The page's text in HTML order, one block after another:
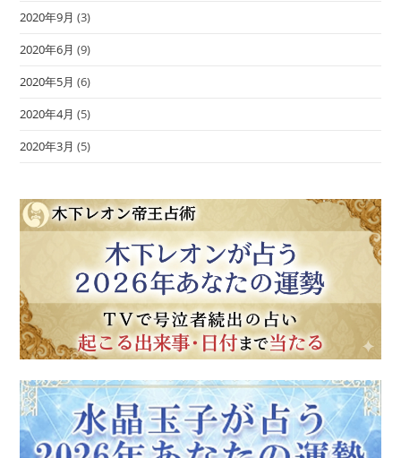
2020年9月 (3)
2020年6月 (9)
2020年5月 (6)
2020年4月 (5)
2020年3月 (5)